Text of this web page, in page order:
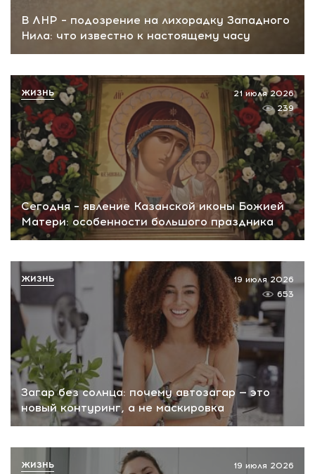
В ЛНР – подозрение на лихорадку Западного
Нила: что известно к настоящему часу
Сегодня – явление Казанской иконы Божией
Матери: особенности большого праздника
21 июля 2026
239
ЖИЗНЬ
Загар без солнца: почему автозагар — это
новый контуринг, а не маскировка
19 июля 2026
653
ЖИЗНЬ
19 июля 2026
ЖИЗНЬ